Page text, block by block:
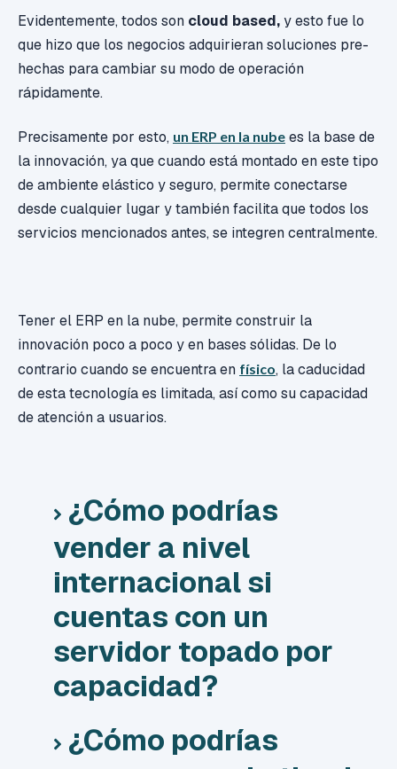
Evidentemente, todos son cloud based,y esto fue lo
que hizo que los negocios adquirieran soluciones pre-
hechas para cambiar su modo de operación
rápidamente.
Precisamente por esto, un ERP en la nube es la base de
la innovación, ya que cuando está montado en este tipo
de ambiente elástico y seguro, permite conectarse
desde cualquier lugar y también facilita que todos los
servicios mencionados antes, se integren centralmente.
Tener el ERP en la nube, permite construir la
innovación poco a poco y en bases sólidas. De lo
contrario cuando se encuentra en físico, la caducidad
de esta tecnología es limitada, así como su capacidad
de atención a usuarios.
¿Cómo podrías
vender a nivel
internacional si
cuentas con un
servidor topado por
capacidad?
¿Cómo podrías